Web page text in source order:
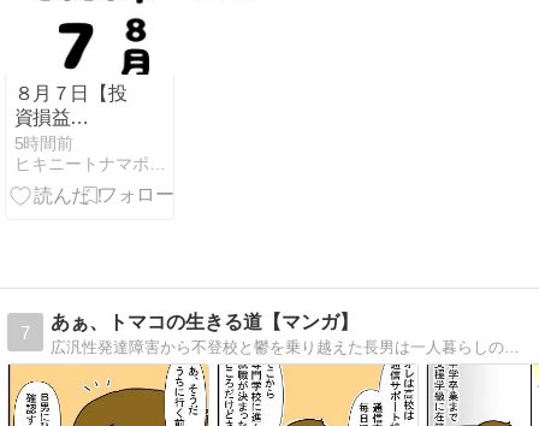
８月７日【投
資損益
+793,052円】
5時間前
7
あぁ、トマコの生きる道【マンガ】
広汎性発達障害から不登校と鬱を乗り越えた長男は一人暮らしの社会人二年生。ADHDを抱えた次男は社会人一年生。発達障害３兄弟を育てる母トマコの４〜１６コママンガ。